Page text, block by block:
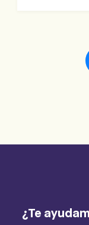
¿Te